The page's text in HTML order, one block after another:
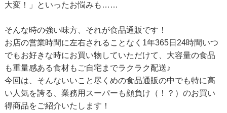
大変！」といったお悩みも……
そんな時の強い味方、それが食品通販です！
お店の営業時間に左右されることなく1年365日24時間いつ
でもお好きな時にお買い物していただけて、大容量の食品
も重量感ある食材もご自宅までラクラク配送♪
今回は、そんないいこと尽くめの食品通販の中でも特に高
い人気を誇る、業務用スーパーも顔負け（！？）のお買い
得商品をご紹介いたします！